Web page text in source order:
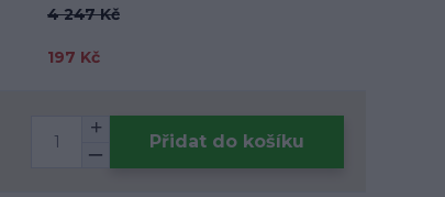
4 247 Kč
197 Kč
Přidat do košíku